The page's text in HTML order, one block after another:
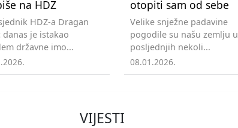
na HDZ
HDZ-a Dragan
danas je istakao
državne imo...
otopiti sam od sebe
Velike snježne padavine
pogodile su našu zemlju u
posljednjih nekoli...
08.01.2026.
VIJESTI